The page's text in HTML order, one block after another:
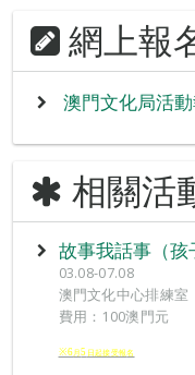
網上報
澳門文化局活
相關活
故事我話事（孩
03.08-07.08
澳門文化中心排練室
費用：100澳門元
※6 月5 日起接受報名